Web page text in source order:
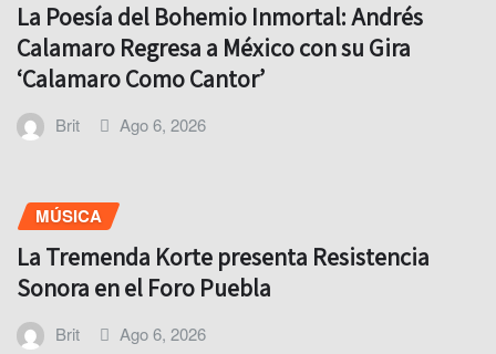
La Poesía del Bohemio Inmortal: Andrés
Calamaro Regresa a México con su Gira
‘Calamaro Como Cantor’
Brit Ago 6, 2026
MÚSICA
La Tremenda Korte presenta Resistencia
Sonora en el Foro Puebla
Brit Ago 6, 2026